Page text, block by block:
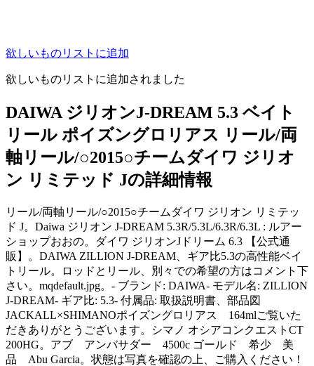
欲しいものリストに追加
欲しいものリストに追加されました
DAIWA ジリオンJ-DREAM 5.3 ベイト
リール ポイズングロリアス リール/両
軸リール/○2015○チームダイワ ジリオ
ン リミテッド Jの詳細情報
リール/両軸リール/○2015○チームダイワ ジリオン リミテッ
ド J。Daiwa ジリオン J-DREAM 5.3R/5.3L/6.3R/6.3L : ルアー
ショップおおの。ダイワ ジリオンJドリーム 6.3 【公式通
販】。DAIWA ZILLION J-DREAM、ギア比5.3の高性能ベイ
トリール。ロッドとリール、別々での希望の方はコメント下
さい。mqdefault.jpg。- ブランド: DAIWA- モデル名: ZILLION
J-DREAM- ギア比: 5.3- 付属品: 取扱説明書、部品図
JACKALL×SHIMANOポイズングロリアス 164mlご覧いた
だきありがとうございます。シマノ オシアコンクエストCT
200HG。アブ アンバサダー 4500c ゴールド 希少 美
品 Abu Garcia。状態は写真を確認の上、ご購入ください！